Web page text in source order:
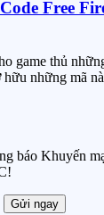
Free
game thủ
những mã
báo Khuyến
Gửi ngay